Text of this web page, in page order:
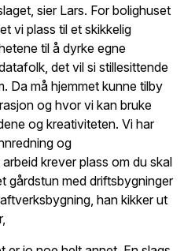
sier Lars. For bolighuset
vi plass til et skikkelig
til å dyrke egne
det vil si stillesittende
Da må hjemmet kunne tilby
og hvor vi kan bruke
og kreativiteten. Vi har
og
krever plass om du skal
gårdstun med driftsbygninger
han kikker ut